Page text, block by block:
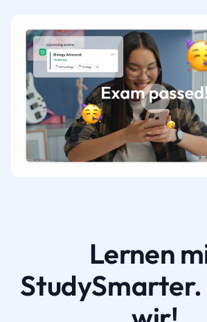
Lernen
StudySmarter.